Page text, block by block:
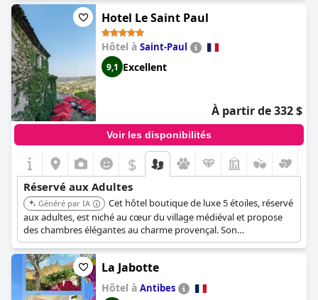
Hotel Le Saint Paul
Hôtel à Saint-Paul
9,1 Excellent
À partir de 332 $
Voir les disponibilités
$
Réservé aux Adultes
Généré par IA
Cet hôtel boutique de luxe 5 étoiles, réservé
aux adultes, est niché au cœur du village médiéval et propose
des chambres élégantes au charme provençal. Son
emplacement privilégié, associé à une cuisine raffinée et des
vues sur la Riviera, assure une expérience tranquille et exclusive.
La Jabotte
Hôtel à Antibes